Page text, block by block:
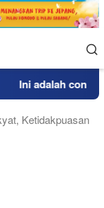
Ini adalah contoh
Ketidakpuasan